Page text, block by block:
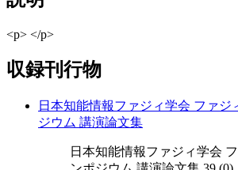
<p> </p>
収録刊行物
日本知能情報ファジィ学会 ファジ
ジウム 講演論文集
日本知能情報ファジィ学会